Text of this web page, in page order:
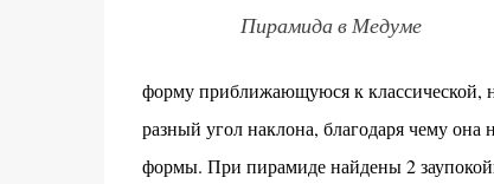
Пирамида в Медуме
форму приближающуюся к классической,
разный угол наклона, благодаря чему она
формы. При пирамиде найдены 2